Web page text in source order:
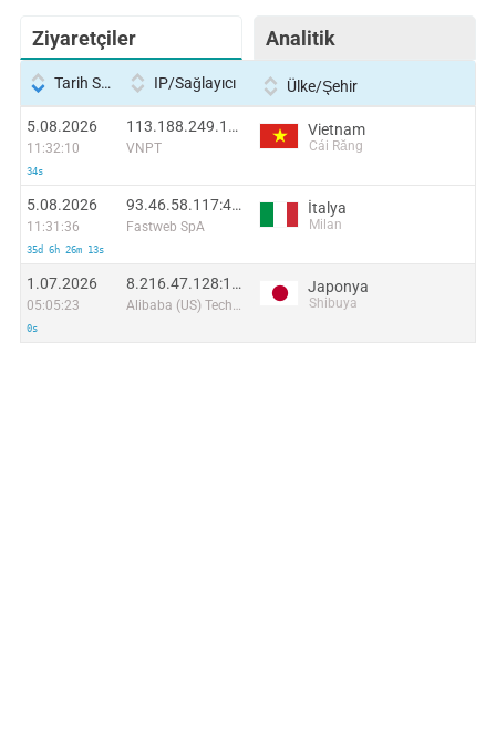
Ziyaretçiler Analitik
Tarih Saati IP/Sağlayıcı Ülke/Şehir
5.08.2026
11:32:10
34s
113.188.249.178:55097
VNPT
Vietnam
Cái Răng
5.08.2026
11:31:36
35d 6h 26m 13s
93.46.58.117:43306
Fastweb SpA
İtalya
Milan
1.07.2026
05:05:23
0s
8.216.47.128:14221
Alibaba (US) Technology Co., Ltd.
Japonya
Shibuya